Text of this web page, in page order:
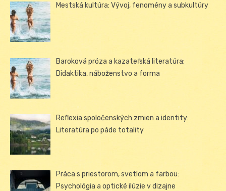
Mestská kultúra: Vývoj, fenomény a subkultúry
Baroková próza a kazateľská literatúra:
Didaktika, náboženstvo a forma
Reflexia spoločenských zmien a identity:
Literatúra po páde totality
Práca s priestorom, svetlom a farbou:
Psychológia a optické ilúzie v dizajne